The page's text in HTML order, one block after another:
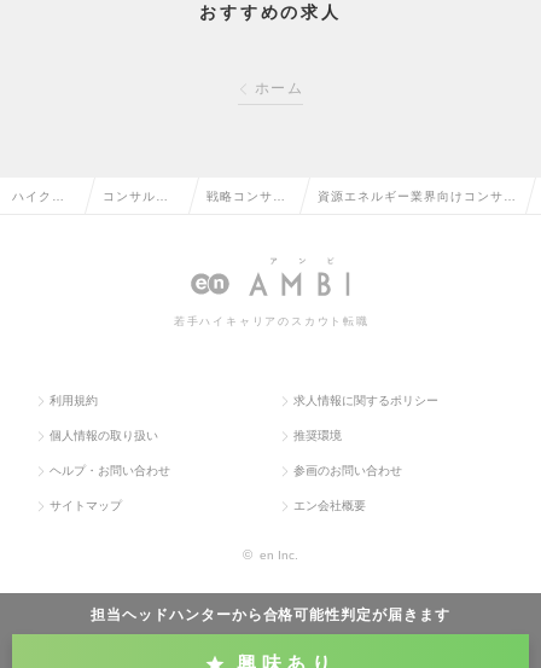
おすすめの求人
ホーム
担当ヘッドハンターから合格可能性判定が届きます
興味あり
ハイクラ コンサルタ 戦略コンサル 資源エネルギー業界向けコンサル
若手ハイキャリアのスカウト転職
利用規約 求人情報に関するポリシー
個人情報の取り扱い 推奨環境
ヘルプ・お問い合わせ 参画のお問い合わせ
サイトマップ エン会社概要
© en Inc.